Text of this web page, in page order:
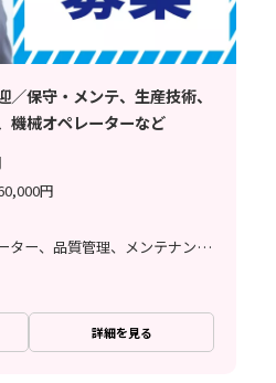
／保守・メンテ、生産技術、
機械オペレーターなど
円
検査、マシンオペレーター、品質管理、メンテナンス・保全
詳細を見る